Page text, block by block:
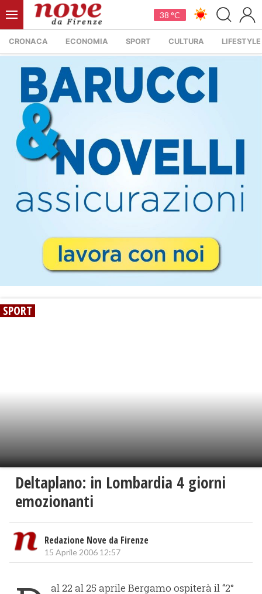
38 °C
CRONACA ECONOMIA SPORT CULTURA LIFESTYLE
SPORT
Deltaplano: in Lombardia 4 giorni
emozionanti
Redazione Nove da Firenze
15 Aprile 2006 12:57
al 22 al 25 aprile Bergamo ospiterà il “2°